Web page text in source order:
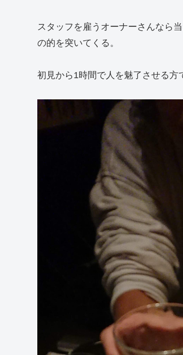
スタッフを雇うオーナーさんなら
の的を突いてくる。
初見から1時間で人を魅了させる方